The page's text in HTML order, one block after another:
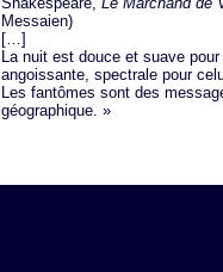
Messaien)
[…]
La nuit est douce et suave
angoissante, spectrale pour
Les fantômes sont des
géographique. »